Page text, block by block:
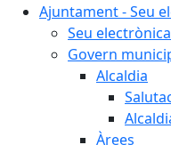
Ajuntament - Seu
Seu electrònica
Govern
Alcaldia
Àrees